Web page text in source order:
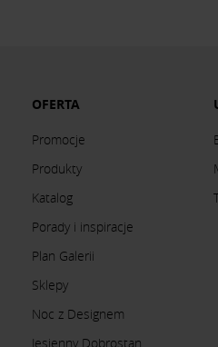
OFERTA
Promocje
Produkty
Katalog
Porady i inspiracje
Plan Galerii
Sklepy
Noc z Designem
Jesienny Dobrostan